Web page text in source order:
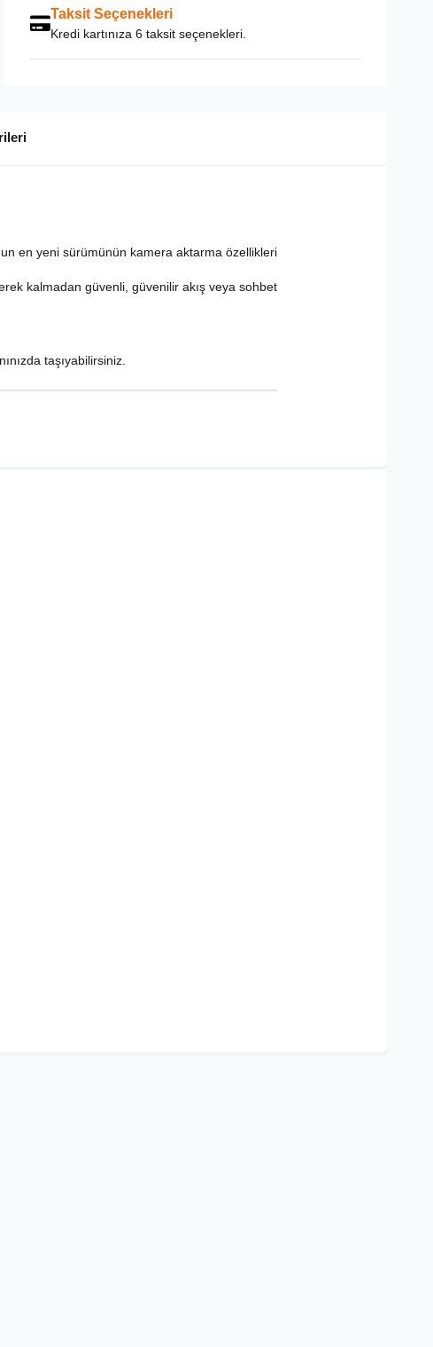
Taksit Seçenekleri
Kredi kartınıza 6 taksit seçenekleri.
en yeni sürümünün kamera aktarma özellikleri
kalmadan güvenli, güvenilir akış veya sohbet
taşıyabilirsiniz.